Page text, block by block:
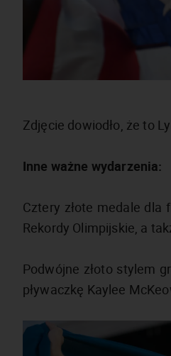
Zdjęcie dowiodło, że to
Inne ważne wydarzenia:
Cztery złote medale dla
Rekordy Olimpijskie, a
Podwójne złoto stylem
pływaczkę Kaylee